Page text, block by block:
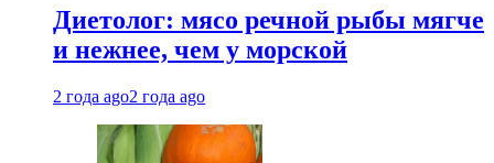
Диетолог: мясо речной рыбы мягче
и нежнее, чем у морской
2 года ago2 года ago